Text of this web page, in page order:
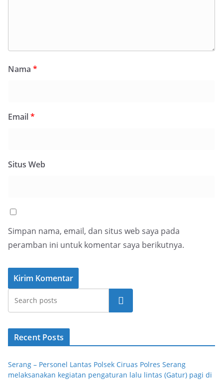
Nama *
Email*
Situs Web
Simpan nama, email, dan situs web saya pada
peramban ini untuk komentar saya berikutnya.
Cari
Recent Posts
Serang – Personel Lantas Polsek Ciruas Polres Serang
melaksanakan kegiatan pengaturan lalu lintas (Gatur) pagi di